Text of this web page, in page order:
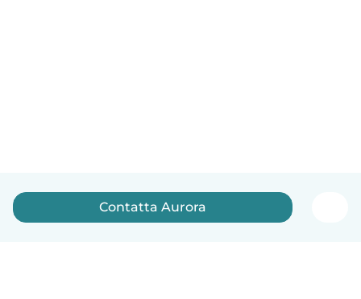
Contatta Aurora